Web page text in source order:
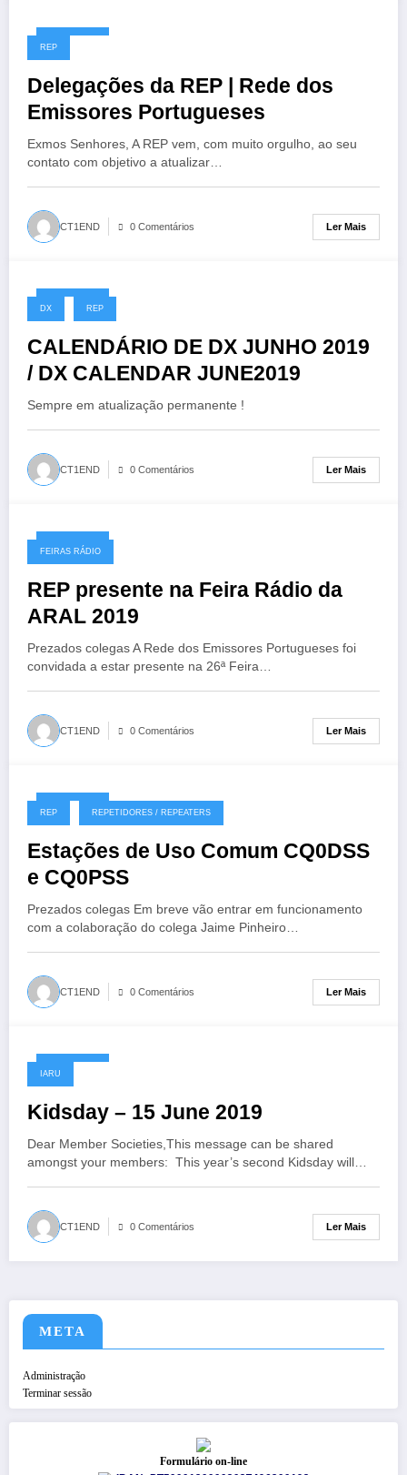
27/05/2019
REP
Delegações da REP | Rede dos
Emissores Portugueses
Exmos Senhores, A REP vem, com muito orgulho, ao seu
contato com objetivo a atualizar…
CT1END 0 Comentários Ler Mais
24/05/2019
DX REP
CALENDÁRIO DE DX JUNHO 2019
/ DX CALENDAR JUNE2019
Sempre em atualização permanente !
CT1END 0 Comentários Ler Mais
20/05/2019
FEIRAS RÁDIO
REP presente na Feira Rádio da
ARAL 2019
Prezados colegas A Rede dos Emissores Portugueses foi
convidada a estar presente na 26ª Feira…
CT1END 0 Comentários Ler Mais
20/05/2019
REP REPETIDORES / REPEATERS
Estações de Uso Comum CQ0DSS
e CQ0PSS
Prezados colegas Em breve vão entrar em funcionamento
com a colaboração do colega Jaime Pinheiro…
CT1END 0 Comentários Ler Mais
14/05/2019
IARU
Kidsday – 15 June 2019
Dear Member Societies,This message can be shared
amongst your members: This year’s second Kidsday will…
CT1END 0 Comentários Ler Mais
META
Administração
Terminar sessão
Formulário on-line